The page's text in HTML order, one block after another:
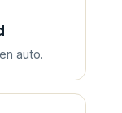
auto.